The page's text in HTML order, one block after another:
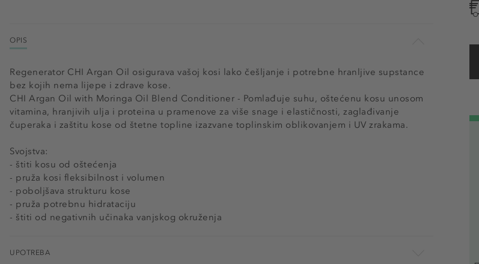
OPIS
Regenerator CHI Argan Oil osigurava vašoj kosi lako češljanje i potrebne hranljive supstance
bez kojih nema lijepe i zdrave kose.
CHI Argan Oil with Moringa Oil Blend Conditioner - Pomlađuje suhu, oštećenu kosu unosom
vitamina, hranjivih ulja i proteina u pramenove za više snage i elastičnosti, zaglađivanje
čuperaka i zaštitu kose od štetne topline izazvane toplinskim oblikovanjem i UV zrakama.
Svojstva:
- štiti kosu od oštećenja
- pruža kosi fleksibilnost i volumen
- poboljšava strukturu kose
- pruža potrebnu hidrataciju
- štiti od negativnih učinaka vanjskog okruženja
UPOTREBA